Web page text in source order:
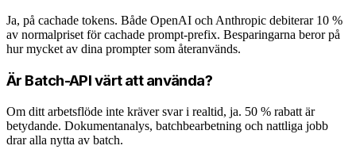
Ja, på cachade tokens. Både OpenAI och Anthropic debiterar 10 %
av normalpriset för cachade prompt-prefix. Besparingarna beror på
hur mycket av dina prompter som återanvänds.
Är Batch-API värt att använda?
Om ditt arbetsflöde inte kräver svar i realtid, ja. 50 % rabatt är
betydande. Dokumentanalys, batchbearbetning och nattliga jobb
drar alla nytta av batch.